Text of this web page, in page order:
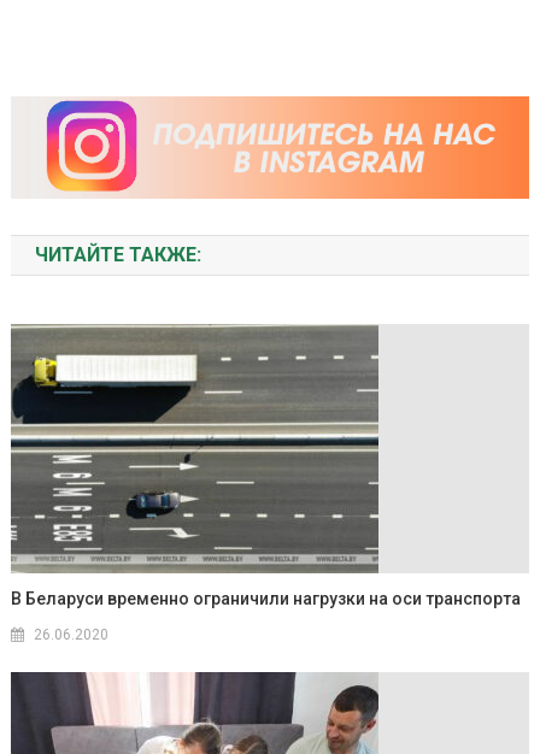
ЧИТАЙТЕ ТАКЖЕ:
В Беларуси временно ограничили нагрузки на оси транспорта
26.06.2020